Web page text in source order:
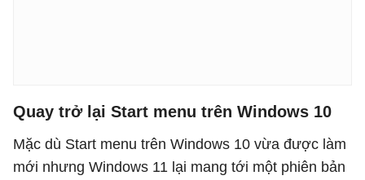
Quay trở lại Start menu trên Windows 10
Mặc dù Start menu trên Windows 10 vừa được làm
mới nhưng Windows 11 lại mang tới một phiên bản